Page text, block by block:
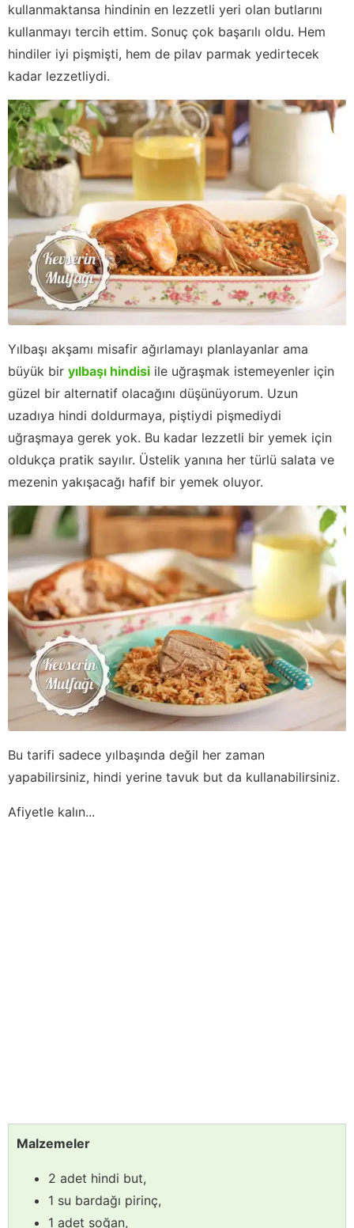
kullanmaktansa hindinin en lezzetli yeri olan butlarını
kullanmayı tercih ettim. Sonuç çok başarılı oldu. Hem
hindiler iyi pişmişti, hem de pilav parmak yedirtecek
kadar lezzetliydi.
Yılbaşı akşamı misafir ağırlamayı planlayanlar ama
büyük bir yılbaşı hindisi ile uğraşmak istemeyenler için
güzel bir alternatif olacağını düşünüyorum. Uzun
uzadıya hindi doldurmaya, piştiydi pişmediydi
uğraşmaya gerek yok. Bu kadar lezzetli bir yemek için
oldukça pratik sayılır. Üstelik yanına her türlü salata ve
mezenin yakışacağı hafif bir yemek oluyor.
Bu tarifi sadece yılbaşında değil her zaman
yapabilirsiniz, hindi yerine tavuk but da kullanabilirsiniz.
Afiyetle kalın...
Malzemeler
2 adet hindi but,
1 su bardağı pirinç,
1 adet soğan,